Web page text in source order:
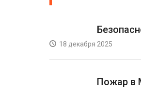
18 декабря 2025
Пожар в